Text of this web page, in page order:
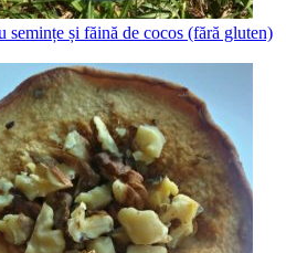
semințe și făină de cocos (fără gluten)